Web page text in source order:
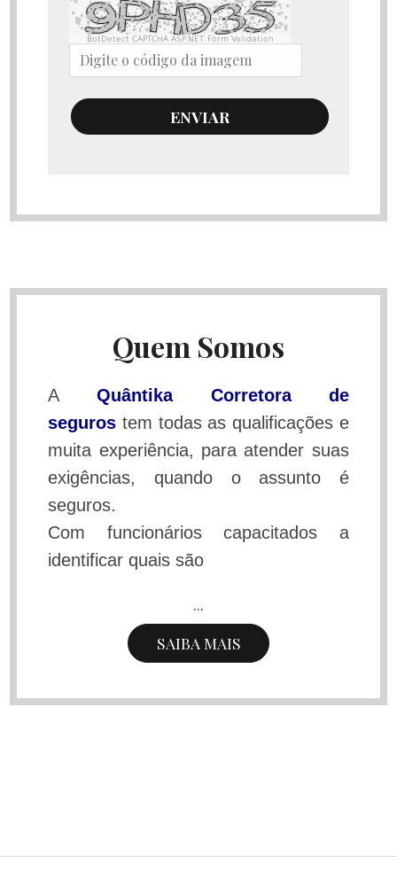
BotDetect CAPTCHA ASP.NET Form Validation
ENVIAR
Quem Somos
AQuântika Corretora de
seguros tem todas as qualificações e
muita experiência, para atender suas
exigências, quando o assunto é
seguros.
Com funcionários capacitados a
identificar quais são
...
SAIBA MAIS